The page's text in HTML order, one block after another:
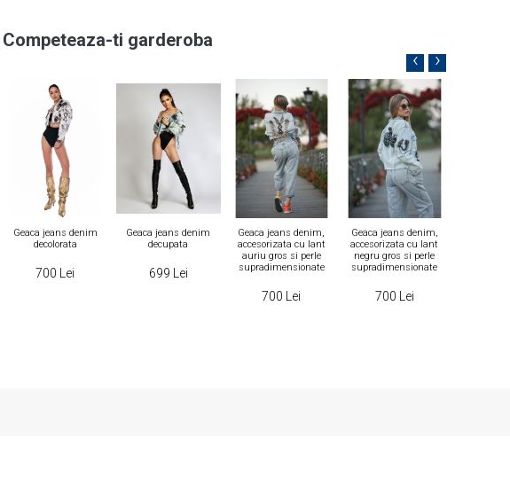
Competeaza-ti garderoba
Geaca jeans denim
decolorata
700 Lei
Geaca jeans denim
decupata
699 Lei
Geaca jeans denim,
accesorizata cu lant
auriu gros si perle
supradimensionate
700 Lei
Geaca jeans denim,
accesorizata cu lant
negru gros si perle
supradimensionate
700 Lei
‹ ›